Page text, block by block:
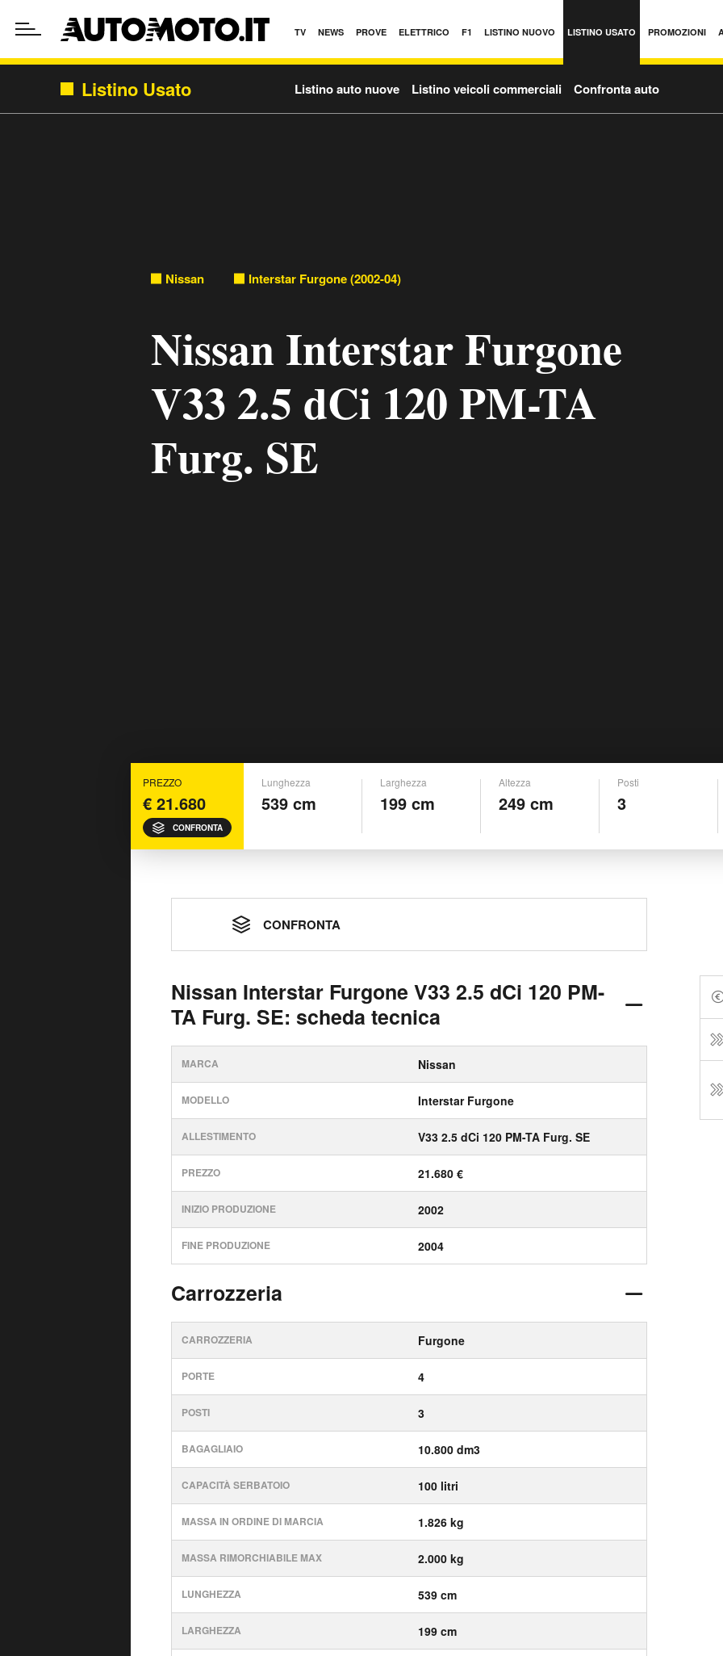
TV NEWS PROVE ELETTRICO F1 LISTINO NUOVO LISTINO USATO PROMOZIONI
Listino Usato Listino auto nuove Listino veicoli commerciali Confronta auto
Nissan Interstar Furgone (2002-04)
Nissan Interstar Furgone
V33 2.5 dCi 120 PM-TA
Furg. SE
PREZZO
€ 21.680
CONFRONTA
Lunghezza
539 cm
Larghezza
199 cm
Altezza
249 cm
Posti
3
CONFRONTA
Nissan Interstar Furgone V33 2.5 dCi 120 PM-
TA Furg. SE: scheda tecnica
MARCA Nissan
MODELLO Interstar Furgone
ALLESTIMENTO V33 2.5 dCi 120 PM-TA Furg. SE
PREZZO 21.680 €
INIZIO PRODUZIONE 2002
FINE PRODUZIONE 2004
Carrozzeria
CARROZZERIA Furgone
PORTE 4
POSTI 3
BAGAGLIAIO 10.800 dm3
CAPACITÀ SERBATOIO 100 litri
MASSA IN ORDINE DI MARCIA 1.826 kg
MASSA RIMORCHIABILE MAX 2.000 kg
LUNGHEZZA 539 cm
LARGHEZZA 199 cm